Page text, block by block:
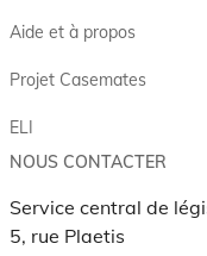
Aide et à propos
Projet Casemates
ELI
NOUS CONTACTER
Service central de
5, rue Plaetis